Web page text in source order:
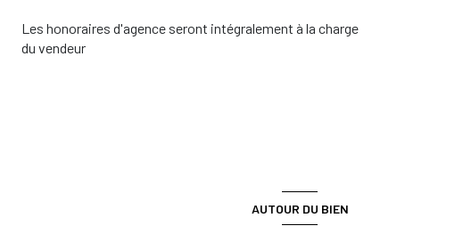
Les honoraires d'agence seront intégralement à la charge
du vendeur
AUTOUR DU BIEN